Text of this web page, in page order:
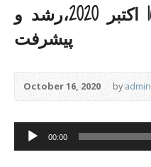
نان روزانه 16 اکتبر 2020،رشد و
پیشرفت
October 16, 2020 byadmin
Audio
Player
00:00